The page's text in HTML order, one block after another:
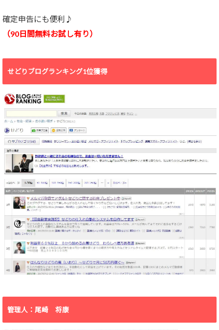
確定申告にも便利♪
（90日間無料お試し有り）
せどりブログランキング1位獲得
管理人：尾崎 将康